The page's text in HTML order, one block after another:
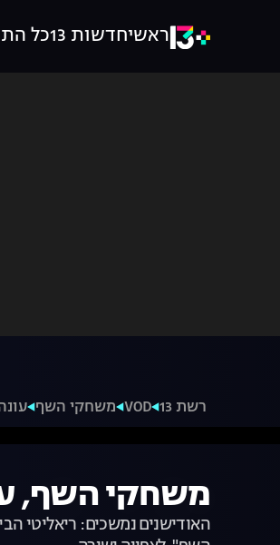
ראשיחדשות 13 כל
רשת 13 VOD משחקי השף עונה
משחקי השף, עונה 8, פרק 15: גורמה
האודישנים נמשכים: ריאליטי